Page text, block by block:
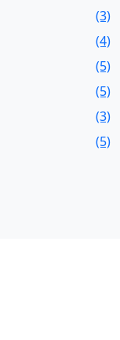
(3)
(4)
(5)
(5)
(3)
(5)